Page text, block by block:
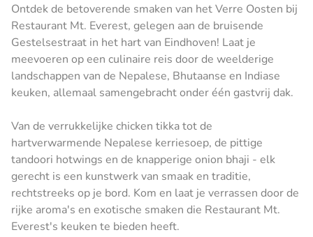
Ontdek de betoverende smaken van het Verre Oosten bij
Restaurant Mt. Everest, gelegen aan de bruisende
Gestelsestraat in het hart van Eindhoven! Laat je
meevoeren op een culinaire reis door de weelderige
landschappen van de Nepalese, Bhutaanse en Indiase
keuken, allemaal samengebracht onder één gastvrij dak.
Van de verrukkelijke chicken tikka tot de
hartverwarmende Nepalese kerriesoep, de pittige
tandoori hotwings en de knapperige onion bhaji - elk
gerecht is een kunstwerk van smaak en traditie,
rechtstreeks op je bord. Kom en laat je verrassen door de
rijke aroma's en exotische smaken die Restaurant Mt.
Everest's keuken te bieden heeft.